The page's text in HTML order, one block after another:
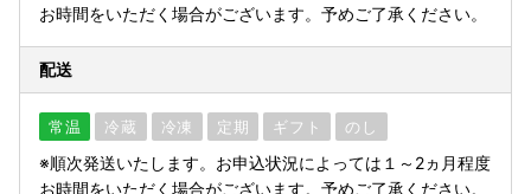
お時間をいただく場合がございます。予めご了承ください。
配送
常温 冷蔵 冷凍 定期 ギフト のし
※順次発送いたします。お申込状況によっては１～2ヵ月程度
お時間をいただく場合がございます。予めご了承ください。